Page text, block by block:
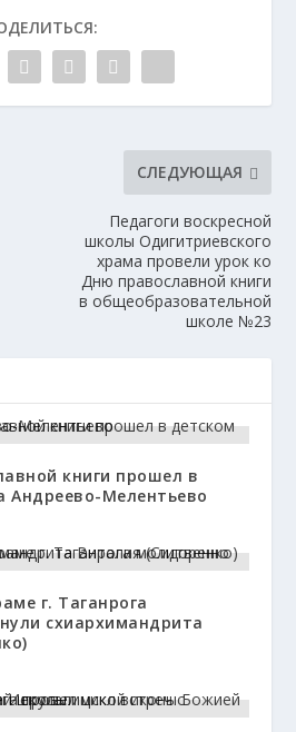
СЛЕДУЮЩАЯ
Педагоги воскресной
школы Одигитриевского
храма провели урок ко
Дню православной книги
в общеобразовательной
школе №23
книги прошел в
Андреево-Мелентьево
г. Таганрога
схиархимандрита